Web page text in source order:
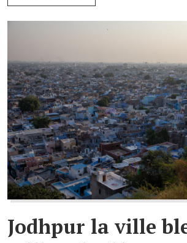
Jodhpur la ville